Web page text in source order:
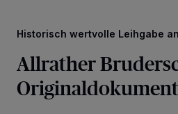
Historisch wertvolle Leihgabe
Allrather
Wir und unsere218-Partner speichern und
wie Browserdaten oder eindeutige Kennungen